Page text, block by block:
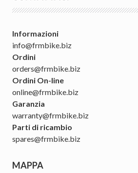
Informazioni
info@frmbike.biz
Ordini
orders@frmbike.biz
Ordini On-line
online@frmbike.biz
Garanzia
warranty@frmbike.biz
Parti di ricambio
spares@frmbike.biz
MAPPA